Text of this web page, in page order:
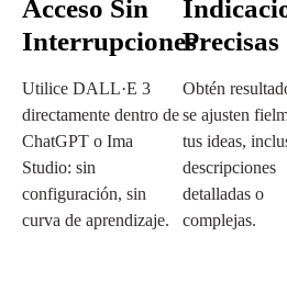
Acceso Sin
Interrupciones
Utilice DALL·E 3
directamente dentro de
ChatGPT o Ima
Studio: sin
configuración, sin
curva de aprendizaje.
Precisas
Obtén
se ajusten
tus ideas,
descripciones
detalladas o
complejas.